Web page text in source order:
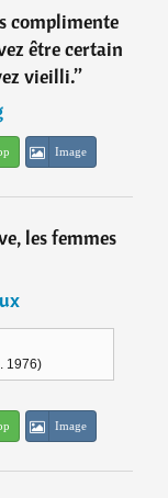
complimente
être certain
vieilli.”
Image
les femmes
1976)
Image